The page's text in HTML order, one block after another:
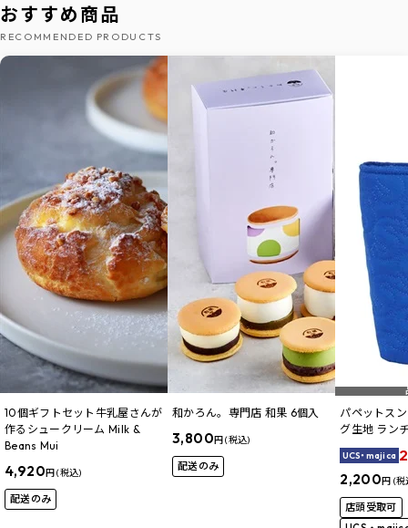
おすすめ商品
RECOMMENDED PRODUCTS
10個ギフトセット牛乳屋さんが
作るシュークリーム Milk &
Beans Mui
4,920円 (税込)
配送のみ
和かろん。専門店 和果 6個入
3,800円 (税込)
配送のみ
パペットス
グ生地 ラン
UCS・majica
2,200円 (税
店頭受取可